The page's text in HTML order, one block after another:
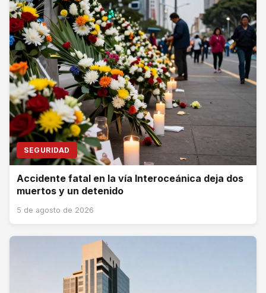
SEGURIDAD
Accidente fatal en la vía Interoceánica deja dos
muertos y un detenido
5 de agosto de 2026